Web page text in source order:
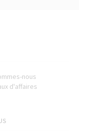
nous
d'affaires